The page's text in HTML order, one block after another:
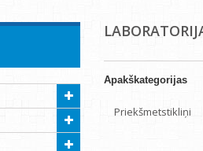
Apakškategorijas
Priekšmetstikliņi